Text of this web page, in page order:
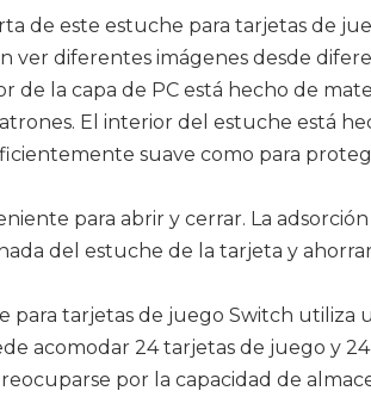
de este estuche para tarjetas de
ver diferentes imágenes desde
de la capa de PC está hecho de
El interior del estuche está
suave como para
para abrir y cerrar. La
del estuche de la tarjeta y
para tarjetas de juego Switch utiliza
acomodar 24 tarjetas de juego y
por la capacidad de